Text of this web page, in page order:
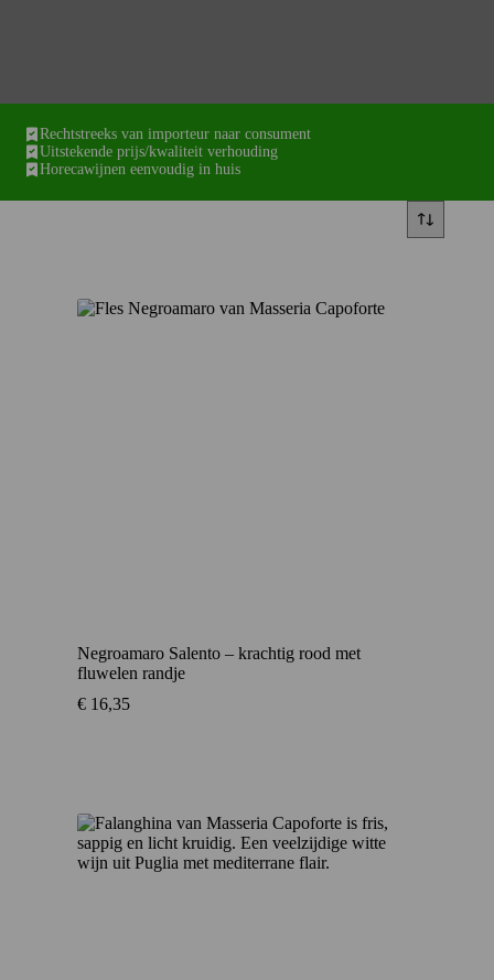
Rechtstreeks van importeur naar consument
Uitstekende prijs/kwaliteit verhouding
Horecawijnen eenvoudig in huis
Negroamaro Salento – krachtig rood met
fluwelen randje
€ 16,35